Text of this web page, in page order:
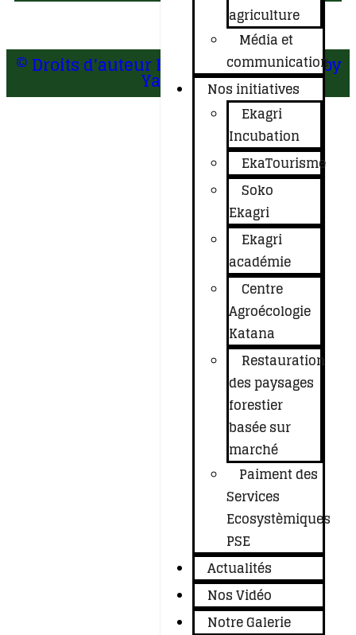
agriculture
Média et
communication
Nos initiatives
Ekagri
Incubation
EkaTourisme
Soko
Ekagri
Ekagri
académie
Centre
Agroécologie
Katana
Restauration
des paysages
forestier
basée sur
marché
Paiment des
Services
Ecosystèmiques
PSE
Actualités
Nos Vidéo
Notre Galerie
© Droits d'auteur EKAGRI 2024. design by
Yafri RDC